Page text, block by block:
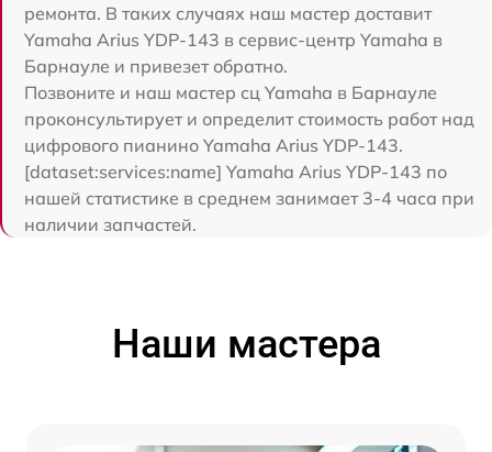
ремонта. В таких случаях наш мастер доставит
Yamaha Arius YDP-143 в сервис-центр Yamaha в
Барнауле и привезет обратно.
Позвоните и наш мастер сц Yamaha в Барнауле
проконсультирует и определит стоимость работ над
цифрового пианино Yamaha Arius YDP-143.
[dataset:services:name] Yamaha Arius YDP-143 по
нашей статистике в среднем занимает 3-4 часа при
наличии запчастей.
Наши мастера